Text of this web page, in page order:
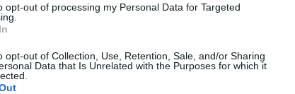
opt-out of processing my Personal Data for Targeted
opt-out of Collection, Use, Retention, Sale, and/or Sharing
Data that Is Unrelated with the Purposes for which it
ΠΕΡΙΣΣΟΤΕΡΑ